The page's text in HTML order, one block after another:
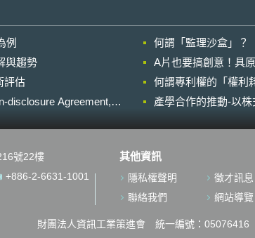
技的新創業者測試其產
及商業模式的環境。
當中，業者將暫時享有法
任的豁免，減低法規遵循
業者能夠盡可能地測試其
或商業模式。透過在測試
互動合作，針對在測試過
同找出可行的解決方案，
主管機關與立法者，修改
科技監管法規的方向跟參
Fintech浪潮所推動的金融
畫，而類似的概念也出現
此等資料自由流通規
護規章）」（
REGULATION OF
PARLIAMENT AND
COUNCIL（General
Regulation)）；該修
三方協商，同年10
on Civil Liberties,
Affairs）審議通過，
將於2014年獲得通過
效施行。 歐盟「2014個人資料保
係為歐盟跨時代的個
例
何謂「監理沙盒」？
與趨勢
A片也要搞創意！具
評估
何謂專利權的「權利
disclosure Agreement,
產學合作的推動-以
號22樓
+886-2-6631-1001
其他資訊
隱私權聲明
徵才訊息
聯絡我們
網站導覽
財團法人資訊工業策進會 統一編號：05076416